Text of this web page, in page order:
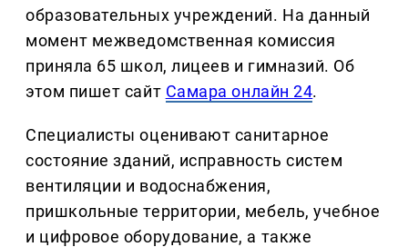
образовательных учреждений. На данный
момент межведомственная комиссия
приняла 65 школ, лицеев и гимназий. Об
этом пишет сайт Самара онлайн 24.
Специалисты оценивают санитарное
состояние зданий, исправность систем
вентиляции и водоснабжения,
пришкольные территории, мебель, учебное
и цифровое оборудование, а также